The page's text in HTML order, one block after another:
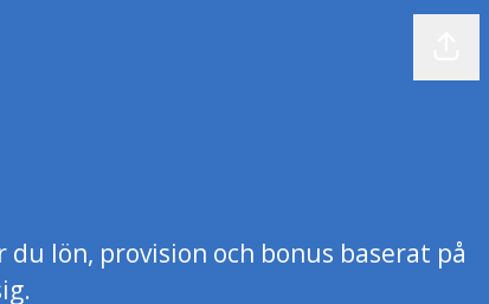
lön, provision och bonus baserat på